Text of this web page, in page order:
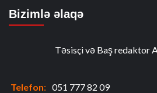
Bizimlə əlaqə
Təsisçi və Baş redaktor
Telefon: 051 777 82 09